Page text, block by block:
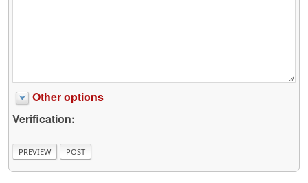
Other options
Verification: